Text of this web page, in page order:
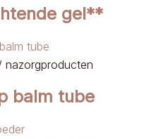
gel**
nazorgproducten
balm tube